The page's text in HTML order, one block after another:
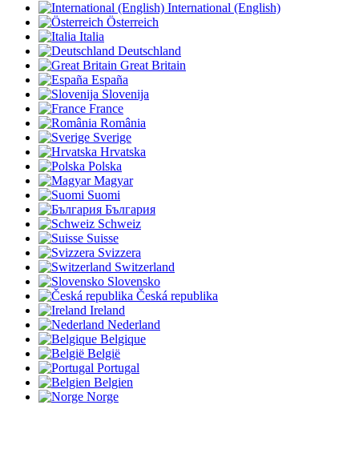
International (English)
Österreich
Italia
Deutschland
Great Britain
España
Slovenija
France
România
Sverige
Hrvatska
Polska
Magyar
Suomi
България
Schweiz
Suisse
Svizzera
Switzerland
Slovensko
Česká republika
Ireland
Nederland
Belgique
België
Portugal
Belgien
Norge